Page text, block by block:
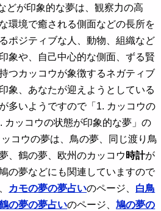
どが印象的な夢は、観察力の高
環境で癒される側面などの長所を
ポジティブな人、動物、組織など
象や、自己中心的な側面、ずる賢
つカッコウが象徴するネガティブ
象、あなたが迎えようとしている
多いようですので「1. カッコウの
カッコウの状態が印象的な夢」の
コウの夢は、鳥の夢、同じ渡り鳥
、鶴の夢、欧州のカッコウ時計が
の夢などにも関連していますので
カモの夢の夢占いのページ、 白鳥
の夢の夢占いのページ、鳩の夢の